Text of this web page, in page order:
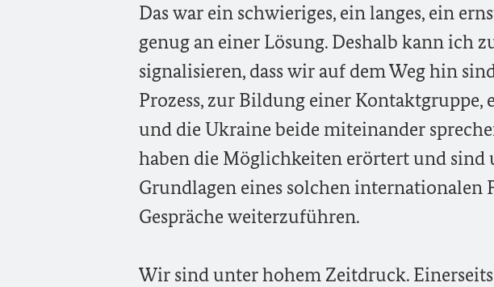
Das war ein schwieriges, ein langes, ein
genug an einer Lösung. Deshalb kann ich
signalisieren, dass wir auf dem Weg hin
Prozess, zur Bildung einer Kontaktgruppe,
und die Ukraine beide miteinander
haben die Möglichkeiten erörtert und sind
Grundlagen eines solchen internationalen
Gespräche weiterzuführen.
Wir sind unter hohem Zeitdruck.